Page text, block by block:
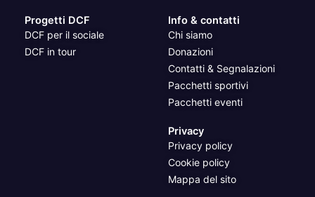
Progetti DCF
DCF per il sociale
DCF in tour
Info & contatti
Chi siamo
Donazioni
Contatti & Segnalazioni
Pacchetti sportivi
Pacchetti eventi
Privacy
Privacy policy
Cookie policy
Mappa del sito